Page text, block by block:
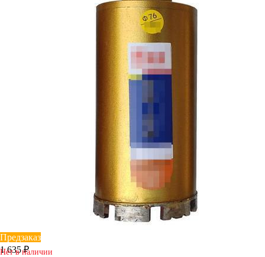
Предзаказ
1 635 ₽
Нет в наличии